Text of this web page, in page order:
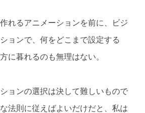
れるアニメーションを前に、ビジ
ョンで、何をどこまで設定する
に暮れるのも無理はない。
ョンの選択は決して難しいもので
法則に従えばよいだけだと、私は